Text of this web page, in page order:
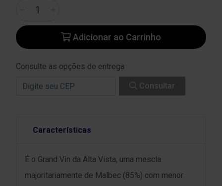
Adicionar ao Carrinho
Consulte as opções de entrega
Consultar
Características
É o Grand Vin da Alta Vista, uma mescla
majoritariamente de Malbec (85%) com menor